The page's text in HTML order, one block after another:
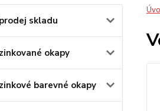
skladu
okapy
barevné okapy